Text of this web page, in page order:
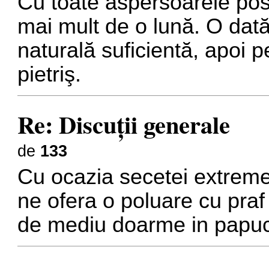
mai mult de o lună. O
naturală suficientă, apoi
pietriş.
Re: Discuţii generale
de 133
Cu ocazia secetei
ne ofera o poluare cu
de mediu doarme in